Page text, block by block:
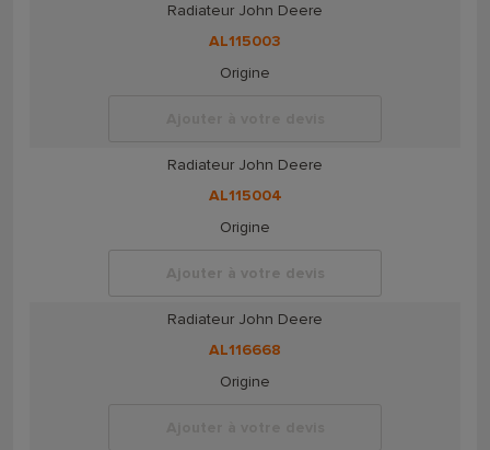
Radiateur John Deere
AL115003
Origine
Radiateur John Deere
AL115004
Origine
Ajouter à votre devis
Radiateur John Deere
AL116668
Origine